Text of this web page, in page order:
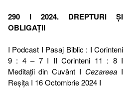
290 I 2024. DREPTURI ȘI
OBLIGAȚII
I Podcast I Pasaj Biblic : I Corinteni
9 : 4 – 7 I II Corinteni 11 : 8 I
Meditaţii din Cuvânt I Cezareea I
Reşiţa I 16 Octombrie 2024 I